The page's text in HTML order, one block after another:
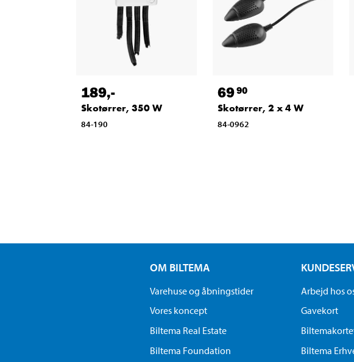
189,-
Skotørrer, 350 W
84-190
6990
Skotørrer, 2 x 4 W
84-0962
OM BILTEMA
Varehuse og åbningstider
Vores koncept
Biltema Real Estate
Biltema Foundation
Arbejd hos
Gavekort
Biltema